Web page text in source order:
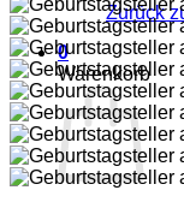
Zurück
0
Warenkorb